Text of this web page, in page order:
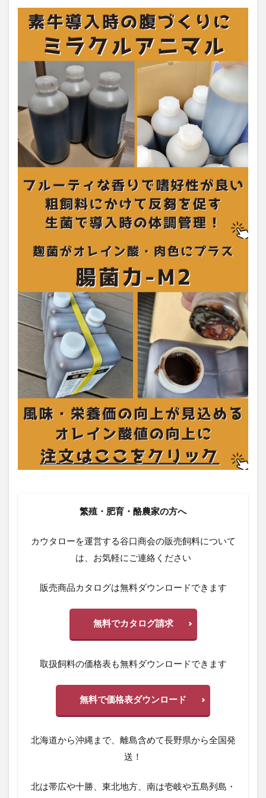
繁殖・肥育・酪農家の方へ
カウタローを運営する谷口商会の販売飼料について
は、お気軽にご連絡ください
販売商品カタログは無料ダウンロードできます
無料でカタログ請求
取扱飼料の価格表も無料ダウンロードできます
無料で価格表ダウンロード
北海道から沖縄まで、離島含めて長野県から全国発
送！
北は帯広や十勝、東北地方、南は壱岐や五島列島・